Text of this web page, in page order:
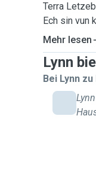
Terra
Ech sin vun
Och wann
Grenn fir
eng Raat.
Ech
vun irch ze
Mehr lesen
Lynn
Bei Lynn zu